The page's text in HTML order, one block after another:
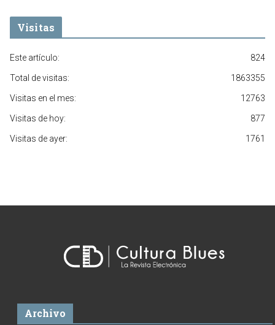
Visitas
824
Este artículo:
1863355
Total de visitas:
12763
Visitas en el mes:
877
Visitas de hoy:
1761
Visitas de ayer:
Archivo